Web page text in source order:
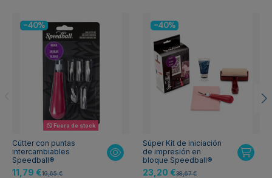
-40%
Fuera de stock
Cútter con puntas
intercambiables
Speedball®
11,79 €19,65 €
-40%
Súper Kit de iniciación
de impresión en
bloque Speedball®
23,20 €38,67 €